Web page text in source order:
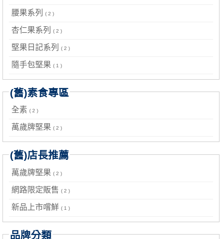
腰果系列 ( 2 )
杏仁果系列 ( 2 )
堅果日記系列 ( 2 )
隨手包堅果 ( 1 )
(舊)素食專區
全素 ( 2 )
萬歲牌堅果 ( 2 )
(舊)店長推薦
萬歲牌堅果 ( 2 )
網路限定販售 ( 2 )
新品上市嚐鮮 ( 1 )
品牌分類